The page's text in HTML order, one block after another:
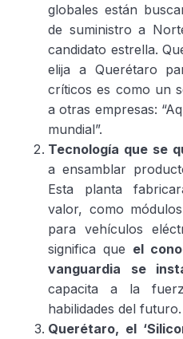
globales están
de suministro a
candidato estrella.
elija a Querétaro
críticos es como un
a otras empresas:
mundial”.
Tecnología que se
a ensamblar
Esta planta
valor, como
para vehículos
significa que el
vanguardia se
capacita a la
habilidades del futuro.
Querétaro, el